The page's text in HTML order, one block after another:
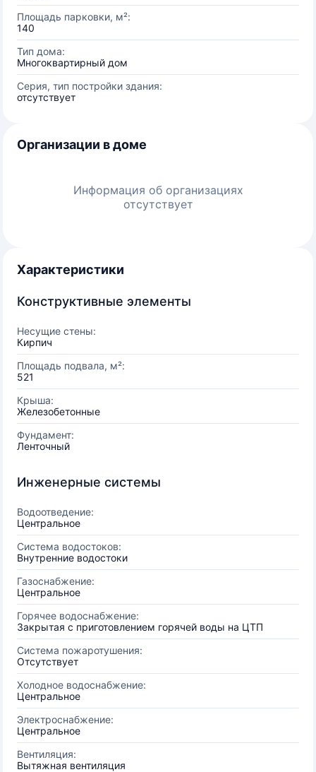
Площадь парковки, м²:
140
Тип дома:
Многоквартирный дом
Серия, тип постройки здания:
отсутствует
Организации в доме
Информация об организациях
отсутствует
Характеристики
Конструктивные элементы
Несущие стены:
Кирпич
Площадь подвала, м²:
521
Крыша:
Железобетонные
Фундамент:
Ленточный
Инженерные системы
Водоотведение:
Центральное
Система водостоков:
Внутренние водостоки
Газоснабжение:
Центральное
Горячее водоснабжение:
Закрытая с приготовлением горячей воды на ЦТП
Система пожаротушения:
Отсутствует
Холодное водоснабжение:
Центральное
Электроснабжение:
Центральное
Вентиляция:
Вытяжная вентиляция